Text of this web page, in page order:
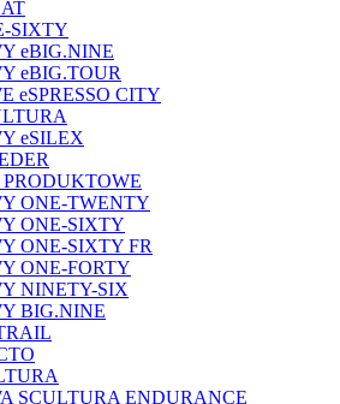
SIXTY
eBIG.NINE
eBIG.TOUR
eSPRESSO CITY
eSILEX
ONE-TWENTY
ONE-SIXTY
ONE-SIXTY FR
ONE-FORTY
NINETY-SIX
BIG.NINE
SCULTURA ENDURANCE